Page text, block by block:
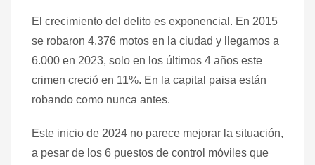
El crecimiento del delito es exponencial. En 2015
se robaron 4.376 motos en la ciudad y llegamos a
6.000 en 2023, solo en los últimos 4 años este
crimen creció en 11%. En la capital paisa están
robando como nunca antes.
Este inicio de 2024 no parece mejorar la situación,
a pesar de los 6 puestos de control móviles que